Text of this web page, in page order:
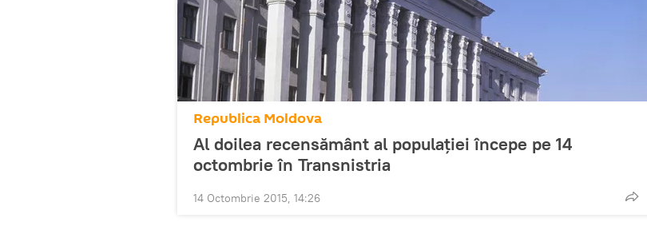
Republica Moldova
Al doilea recensământ al populației începe pe 14
octombrie în Transnistria
14 Octombrie 2015, 14:26